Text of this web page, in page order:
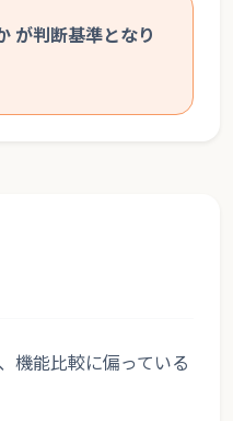
が判断基準となり
機能比較に偏っている